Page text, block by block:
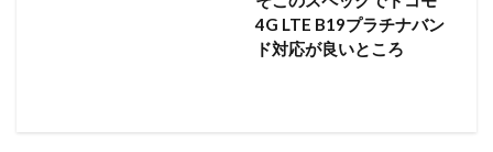
4G LTE B19プラチナバン
ド対応が良いところ